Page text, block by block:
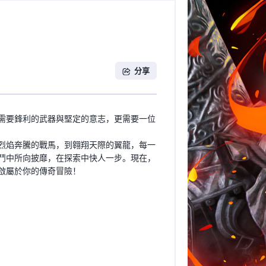
分享
要鋒利的武器與堅定的意志，更需要一位
焰奔騰的戰馬，到翱翔天際的翼龍，每一
所向披靡，在探索中快人一步。現在，
於你的傳奇冒險！